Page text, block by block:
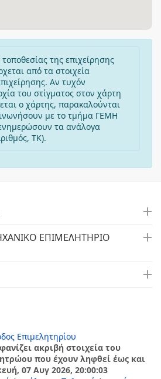
της επιχείρησης
από τα στοιχεία
Αν τυχόν
του στίγματος στον χάρτη
ο χάρτης, παρακαλούνται
με το τμήμα ΓΕΜΗ
τα ανάλογα
ΤΚ).
ΕΠΙΜΕΛΗΤΗΡΙΟ
Επιμελητηρίου
ακριβή στοιχεία του
που έχουν ληφθεί έως και
07 Αυγ 2026, 20:00:03